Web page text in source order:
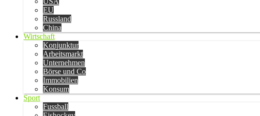
EU
Russland
China
Wirtschaft
Konjunktur
Arbeitsmarkt
Unternehmen
Börse und Co
Immobilien
Konsum
Sport
Fussball